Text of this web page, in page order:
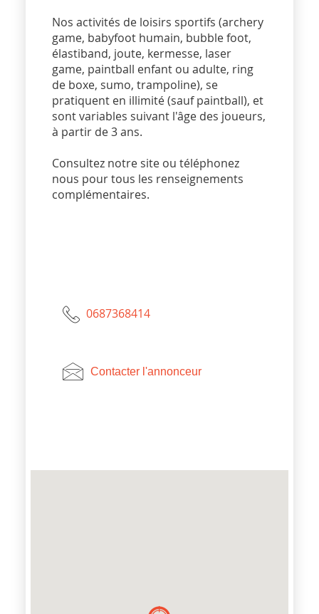
Nos activités de loisirs sportifs (archery
game, babyfoot humain, bubble foot,
élastiband, joute, kermesse, laser
game, paintball enfant ou adulte, ring
de boxe, sumo, trampoline), se
pratiquent en illimité (sauf paintball), et
sont variables suivant l'âge des joueurs,
à partir de 3 ans.
Consultez notre site ou téléphonez
nous pour tous les renseignements
complémentaires.
0687368414
Contacter l'annonceur